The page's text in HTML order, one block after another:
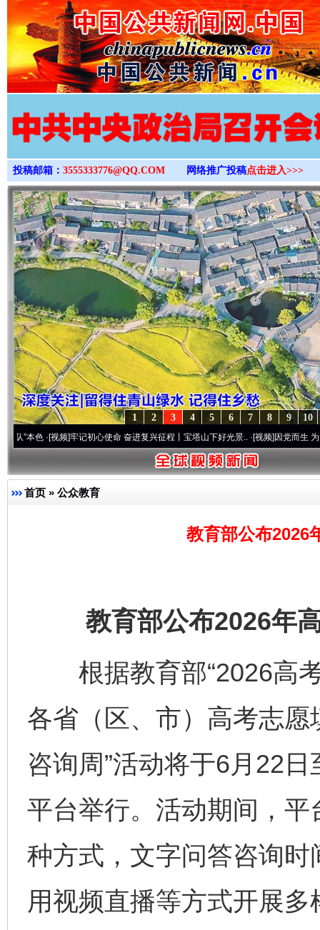
>
投稿邮箱： 3555333776@QQ.COM 网络推广投稿点击进入>>>
10
9
8
7
6
5
4
3
2
1
·[视频]牢记初心使命 奋进复兴征程丨宝塔山下好光景..·[视频]因党而生 为党而战
首页 » 公众教育
教育部公布2026
教育部公布2026年高
根据教育部“2026高考
各省（区、市）高考志愿
咨询周”活动将于6月22
平台举行。活动期间，
种方式，文字问答咨询
用视频直播等方式开展